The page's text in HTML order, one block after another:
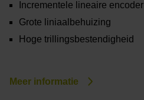
Incrementele lineaire encoder
Grote liniaalbehuizing
Hoge trillingsbestendigheid
Meer informatie